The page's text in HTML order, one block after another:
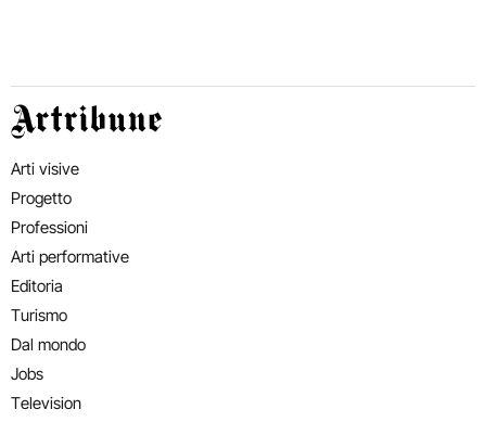
Artribune
Arti visive
Progetto
Professioni
Arti performative
Editoria
Turismo
Dal mondo
Jobs
Television